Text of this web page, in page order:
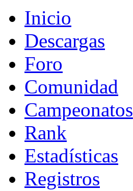
Inicio
Descargas
Foro
Comunidad
Campeonatos
Rank
Estadísticas
Registros